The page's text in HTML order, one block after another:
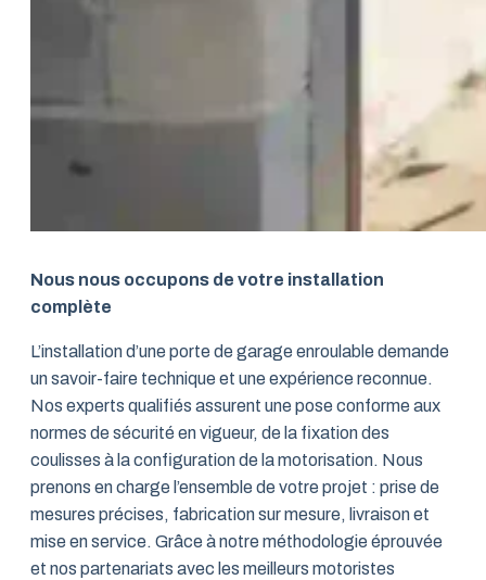
Nous nous occupons de votre installation
complète
L’installation d’une porte de garage enroulable demande
un savoir-faire technique et une expérience reconnue.
Nos experts qualifiés assurent une pose conforme aux
normes de sécurité en vigueur, de la fixation des
coulisses à la configuration de la motorisation. Nous
prenons en charge l’ensemble de votre projet : prise de
mesures précises, fabrication sur mesure, livraison et
mise en service. Grâce à notre méthodologie éprouvée
et nos partenariats avec les meilleurs motoristes